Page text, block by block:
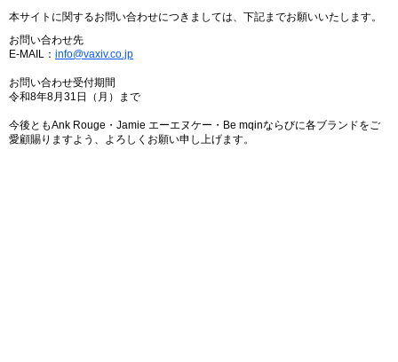
本サイトに関するお問い合わせにつきましては、下記までお願いいたします。
お問い合わせ先
E-MAIL： info@vaxiv.co.jp
お問い合わせ受付期間
令和8年8月31日（月）まで
今後ともAnk Rouge・Jamie エーエヌケー・Be mqinならびに各ブランドをご
愛顧賜りますよう、よろしくお願い申し上げます。